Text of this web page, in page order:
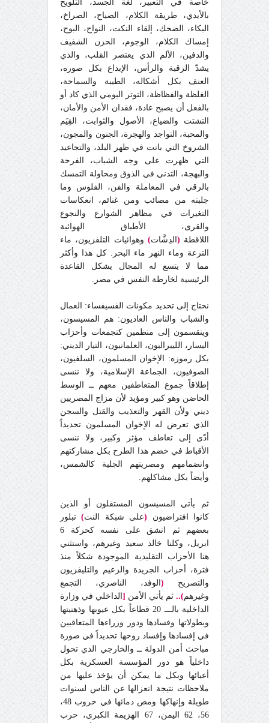
خاصة في التعبير، لغة الجسد، التلويح
بالأيدي، طريقة الكلام، الصياح، الصراخ،
البكاء، الضحك، إلقاء النكت، النواح، البوح،
إمساك الكلام، الوجوم، الحزن الشفيف
والدفين، الألم الذي يعتصر القلب، والذي
يشدّ الرقبة والرأس، الإبداع بكل صوره،
العنف بكل أشكاله، الطيبة والسماحة،
الغلظة والفظاظة، التوتر اليومي الذي كاد أو
بالفعل أن يصبح عادة، فقدان الأمن والأمان،
التشتت والضياع، الأصول والثوابت، القِيَم
والمحبة، التواجد والهجرة، الجنون والمجون،
الشروخ التي بانت في ظهر البلد، والتجاعيد
التي ظهرت على وجه الشباب، الفرحة
والبهجة، التدني في الذوق ومحاولة التمسك
بالرقي في المعاملة والفن، الفلوس وما
جلبته من مصائب ومن غنائم، انعكاسات
التغيرات في مظاهر الشوارع والنجوع
والقرى، الأطباق الهوائية
اللاقطة ( الدِشَّات) وهوائيات التلفزيون، ماء
الترعة وماء النهر ماء البحر. كل هذا وأكثر
مما لا يتسع له المجال يشكل القاعدة
الرئيسية لخارطة النفس في مصر.
نحتاج إلى تحديد مكونات الفسيفساء: العمال
والشباب والناس العاديون: هم المسيسون،
وينقسمون إلى منظمين كتجمعات وأحزاب
اليسار، الليبراليون، العلمانيون، التيار الديني:
بكل رموزه: الإخوان المسلمون، السلفيون،
الصوفيون، الجماعة الإسلامية، ولا ننسى
إطلاقاً جموع المتعاطفين معهم ــ الوسط
الحاضن وهو كبير ومؤيد لأن مزاج المصريين
ديني ولأن القهر والتعذيب والقتل والسجن
الذي تعرض له الإخوان المسلمون تحديداً
أدّى إلى تعاطف مؤثر وكبير، ولا ننسى
الأقباط في خضم هذا الطرح بكل مشاركتهم
وانضمامهم ومصريتهم الجلية كالشمس،
وأيضاً بكل مشاكلهم.
ثم يأتي المسيسون المستقلون أو الذين
كانوا افتراضيون (على شبكة النت)تبلور
بعضهم ثم انشق على نفسه كحركة 6
ابريل، وكلنا خالد سعيد وغيرهم، واستثني
هنا الأحزاب التقليدية الموجودة شكلاً منذ
فترة، أحزاب الجريدة والزعيم والتليفزيون
والتصريح ( الوفد، الناصري، التجمع
وغيرهم).. ثم يأتي الأمن [ الداخلي في وزارة
الداخلية بالـــ 20 قطاعاً بكل عيوبها وذهنيتها
وبطولاتها وفسادها ودور وزراءها المتعاقبين
في إفسادها وإفساد روحها تحديداً في صورة
مباحث أمن الدولة ــ والخارجي الذي تحول
داخلياً هو دور المؤسسة العسكرية بكل
أعبائها وبكل ما يمكن أن يؤخذ عليها من
ملاحظات نتيجة انعزالها عن الناس لسنوات
طويلة وإنهاكها ومص دمائها في حروب 48،
56، 62 اليمن، 67 الهزيمة الكبرى، حرب